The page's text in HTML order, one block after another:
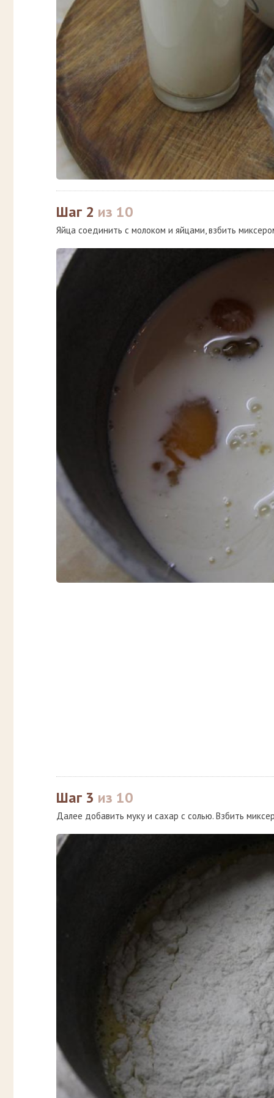
Шаг 2 из 10
Яйца соединить с молоком и яйцами, взбить
Шаг 3 из 10
Далее добавить муку и сахар с солью. Взбить